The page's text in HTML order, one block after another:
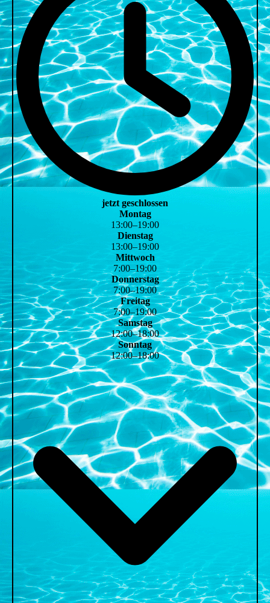
jetzt geschlossen
Montag
13:00–19:00
Dienstag
13:00–19:00
Mittwoch
7:00–19:00
Donnerstag
7:00–19:00
Freitag
7:00–19:00
Samstag
12:00–18:00
Sonntag
12:00–18:00